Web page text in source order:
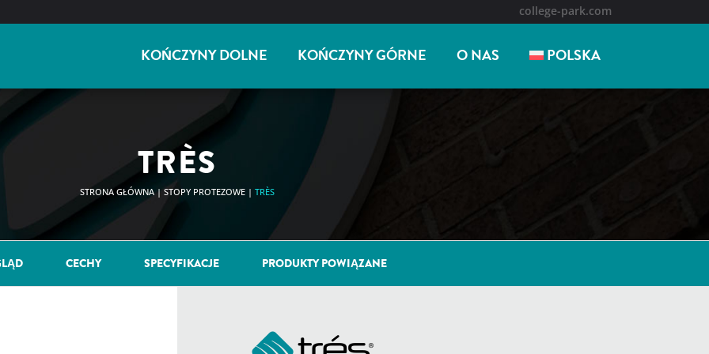
college-park.com
KOŃCZYNY DOLNE KOŃCZYNY GÓRNE O NAS POLSKA
TRÈS
STRONA GŁÓWNA |STOPY PROTEZOWE | TRÈS
CECHY SPECYFIKACJE PRODUKTY POWIĄZANE